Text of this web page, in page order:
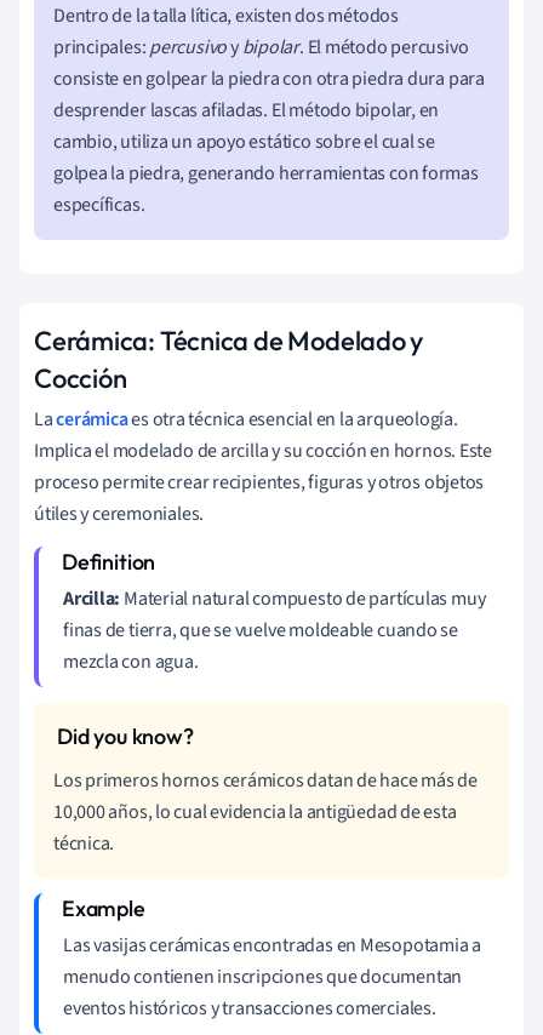
Dentro de la talla lítica, existen dos métodos
principales:percusivoybipolar. El método percusivo
consiste en golpear la piedra con otra piedra dura para
desprender lascas afiladas. El método bipolar, en
cambio, utiliza un apoyo estático sobre el cual se
golpea la piedra, generando herramientas con formas
específicas.
Cerámica: Técnica de Modelado y
Cocción
Lacerámicaes otra técnica esencial en la arqueología.
Implica el modelado de arcilla y su cocción en hornos. Este
proceso permite crear recipientes, figuras y otros objetos
útiles y ceremoniales.
Arcilla: Material natural compuesto de partículas muy
finas de tierra, que se vuelve moldeable cuando se
mezcla con agua.
Los primeros hornos cerámicos datan de hace más de
10,000 años, lo cual evidencia la antigüedad de esta
técnica.
Las vasijas cerámicas encontradas en Mesopotamia a
menudo contienen inscripciones que documentan
eventos históricos y transacciones comerciales.